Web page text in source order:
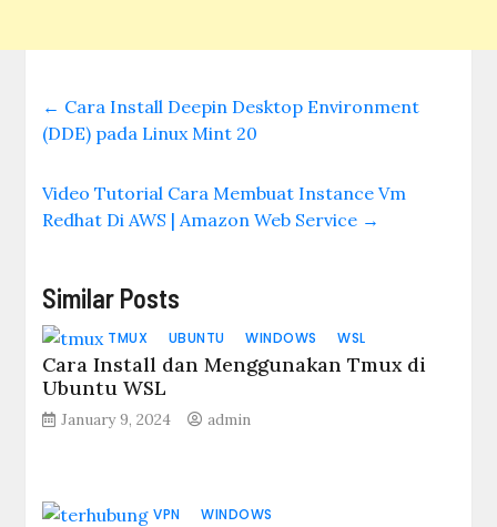
← Cara Install Deepin Desktop Environment
(DDE) pada Linux Mint 20
Video Tutorial Cara Membuat Instance Vm
Redhat Di AWS | Amazon Web Service →
Similar Posts
TMUX UBUNTU WINDOWS WSL
Cara Install dan Menggunakan Tmux di
Ubuntu WSL
January 9, 2024 admin
VPN WINDOWS